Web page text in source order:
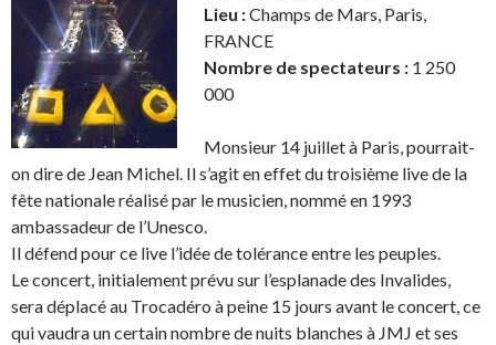
Lieu :Champs de Mars, Paris,
FRANCE
Nombre de spectateurs : 1 250
000
Monsieur 14 juillet à Paris, pourrait-
on dire de Jean Michel. Il s’agit en effet du troisième live de la
fête nationale réalisé par le musicien, nommé en 1993
ambassadeur de l’Unesco.
Il défend pour ce live l’idée de tolérance entre les peuples.
Le concert, initialement prévu sur l’esplanade des Invalides,
sera déplacé au Trocadéro à peine 15 jours avant le concert, ce
qui vaudra un certain nombre de nuits blanches à JMJ et ses